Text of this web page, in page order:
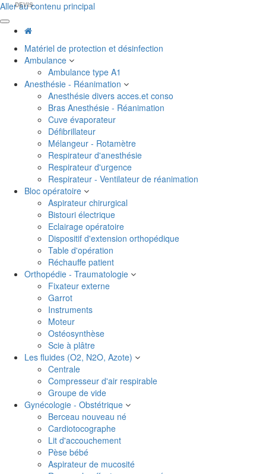
Aller au contenu principal
Matériel de protection et désinfection
Ambulance
Ambulance type A1
Anesthésie - Réanimation
Anesthésie divers acces.et conso
Bras Anesthésie - Réanimation
Cuve évaporateur
Défibrillateur
Mélangeur - Rotamètre
Respirateur d'anesthésie
Respirateur d'urgence
Respirateur - Ventilateur de réanimation
Bloc opératoire
Aspirateur chirurgical
Bistouri électrique
Eclairage opératoire
Dispositif d'extension orthopédique
Table d'opération
Réchauffe patient
Orthopédie - Traumatologie
Fixateur externe
Garrot
Instruments
Moteur
Ostéosynthèse
Scie à plâtre
Les fluides (O2, N2O, Azote)
Centrale
Compresseur d'air respirable
Groupe de vide
Gynécologie - Obstétrique
Berceau nouveau né
Cardiotocographe
Lit d'accouchement
Pèse bébé
Aspirateur de mucosité
DEVIS